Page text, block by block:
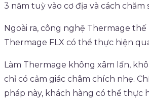
3 năm tuỳ vào cơ địa và cách chăm
Ngoài ra, công nghệ Thermage
Thermage FLX có thể thực hiện
Làm Thermage không xâm lấn,
chỉ có cảm giác châm chích nhẹ.
pháp này, khách hàng có thể thực